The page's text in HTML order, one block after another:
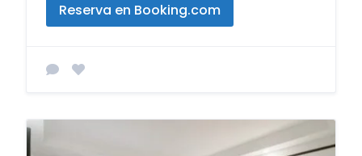
Reserva en Booking.com